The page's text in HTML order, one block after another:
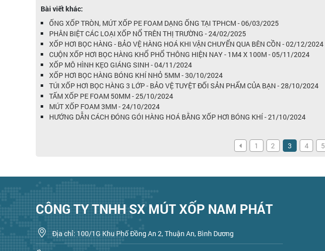
Bài viết khác:
ỐNG XỐP TRÒN, MÚT XỐP PE FOAM DẠNG ỐNG TẠI TPHCM - 06/03/2025
PHÂN BIỆT CÁC LOẠI XỐP NỔ TRÊN THỊ TRƯỜNG - 24/02/2025
XỐP HƠI BỌC HÀNG - BẢO VỆ HÀNG HOÁ KHI VẬN CHUYỂN QUA BÊN CỒN - 02/12/2024
CUỘN XỐP HƠI BỌC HÀNG KHỔ PHỔ THÔNG HIỆN NAY - 1M4 X 100M - 05/11/2024
XỐP MÔ HÌNH KẸO GIÁNG SINH - 04/11/2024
XỐP HƠI BỌC HÀNG BÓNG KHÍ NHỎ 5MM - 30/10/2024
TÚI XỐP HƠI BỌC HÀNG 3 LỚP - BẢO VỆ TUYỆT ĐỐI SẢN PHẨM CỦA BẠN - 28/10/2024
TẤM XỐP PE FOAM 50MM - 25/10/2024
MÚT XỐP FOAM 3MM - 24/10/2024
HƯỚNG DẪN CÁCH ĐÓNG GÓI HÀNG HOÁ BẰNG XỐP HƠI BÓNG KHÍ - 21/10/2024
1 2 3 4 5
CÔNG TY TNHH SX MÚT XỐP NAM PHÁT
Địa chỉ: 100/1G Khu Phố Đồng An 2, Thuận An, Bình Dương